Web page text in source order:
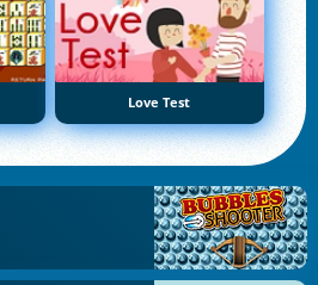
Love Test